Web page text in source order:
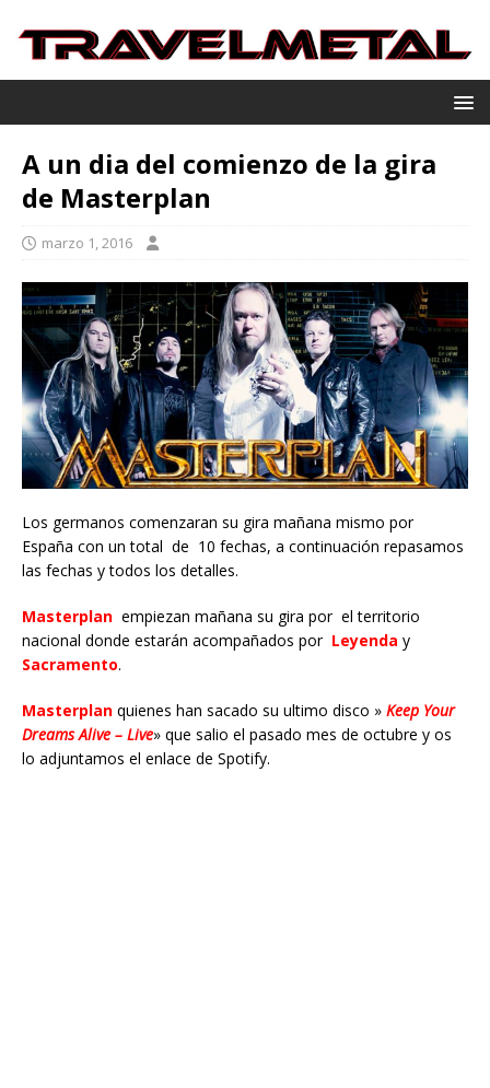
A un dia del comienzo de la gira
de Masterplan
marzo 1, 2016
Los germanos comenzaran su gira mañana mismo por
España con un total de 10 fechas, a continuación repasamos
las fechas y todos los detalles.
Masterplan empiezan mañana su gira por el territorio
nacional donde estarán acompañados por Leyenda y
Sacramento.
Masterplan quienes han sacado su ultimo disco » Keep Your
Dreams Alive – Live» que salio el pasado mes de octubre y os
lo adjuntamos el enlace de Spotify.